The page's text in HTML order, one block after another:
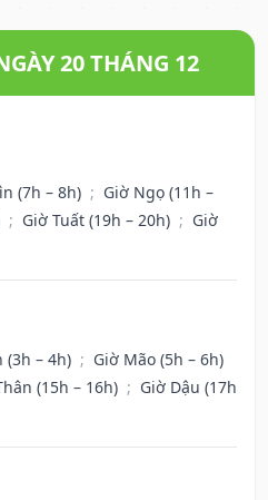
20 THÁNG 12
(7h – 8h) ; Giờ Ngọ (11h –
; Giờ Tuất (19h – 20h) ; Giờ
(3h – 4h) ; Giờ Mão (5h – 6h)
(15h – 16h) ; Giờ Dậu (17h